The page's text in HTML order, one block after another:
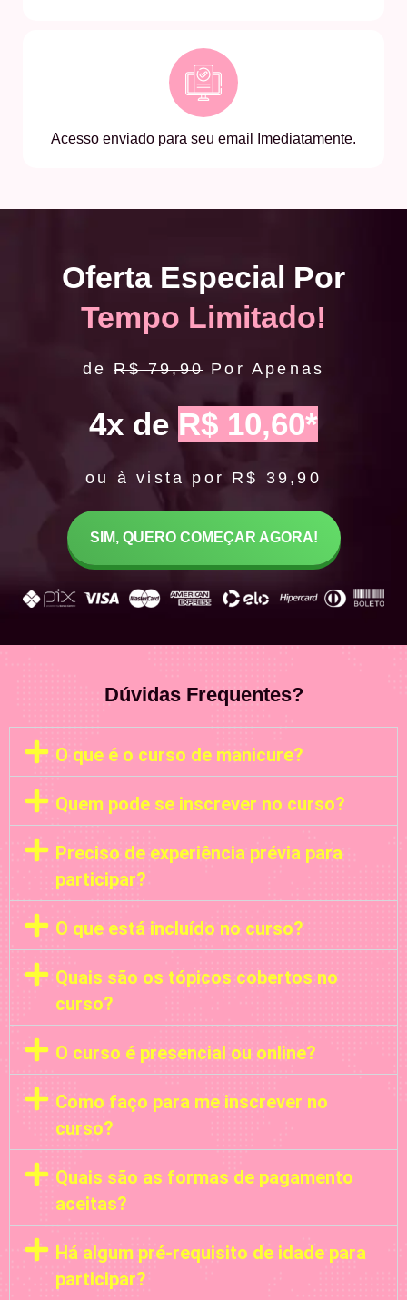
Acesso enviado para seu email Imediatamente.
Oferta Especial Por
Tempo Limitado!
deR$ 79,90 Por Apenas
4x de R$ 10,60*
ou à vista por R$ 39,90
SIM, QUERO COMEÇAR AGORA!
Dúvidas Frequentes?
O que é o curso de manicure?
Quem pode se inscrever no curso?
Preciso de experiência prévia para
participar?
O que está incluído no curso?
Quais são os tópicos cobertos no
curso?
O curso é presencial ou online?
Como faço para me inscrever no
curso?
Quais são as formas de pagamento
aceitas?
Há algum pré-requisito de idade para
participar?